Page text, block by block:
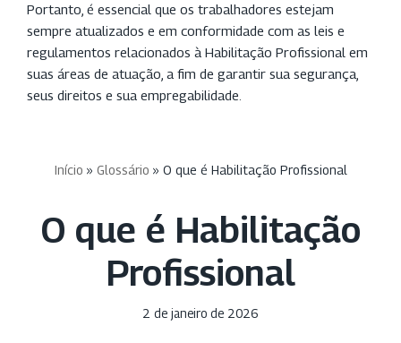
Portanto, é essencial que os trabalhadores estejam
sempre atualizados e em conformidade com as leis e
regulamentos relacionados à Habilitação Profissional em
suas áreas de atuação, a fim de garantir sua segurança,
seus direitos e sua empregabilidade.
Início » Glossário » O que é Habilitação Profissional
O que é Habilitação
Profissional
2 de janeiro de 2026